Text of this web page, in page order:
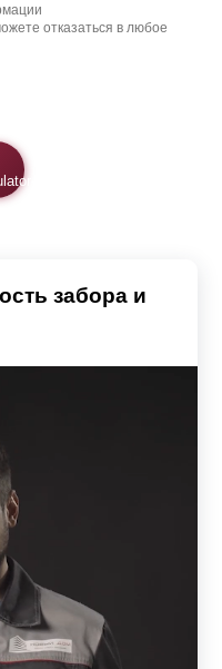
отказаться в любое
забора и